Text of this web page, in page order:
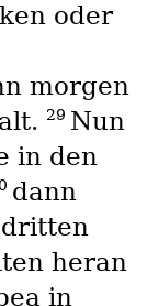
oder
morgen
29 Nun
in den
dann
heran
in